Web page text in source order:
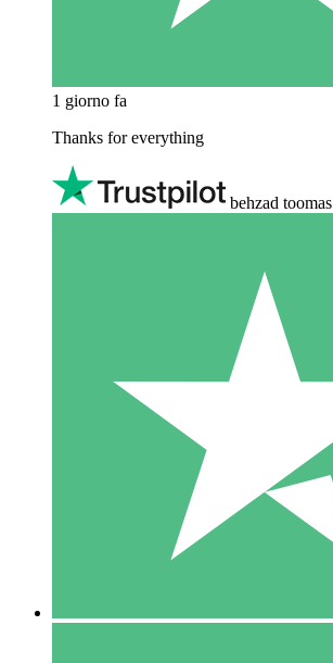
1 giorno fa
Thanks for everything
behzad toomas